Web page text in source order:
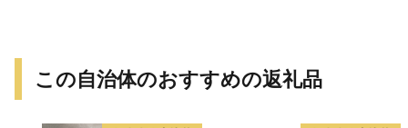
この自治体のおすすめの返礼品